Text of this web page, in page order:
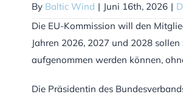
By Baltic Wind | Juni 16th, 2026 |
Die EU-Kommission will den
Jahren 2026, 2027 und 2028
aufgenommen werden können,
Die Präsidentin des